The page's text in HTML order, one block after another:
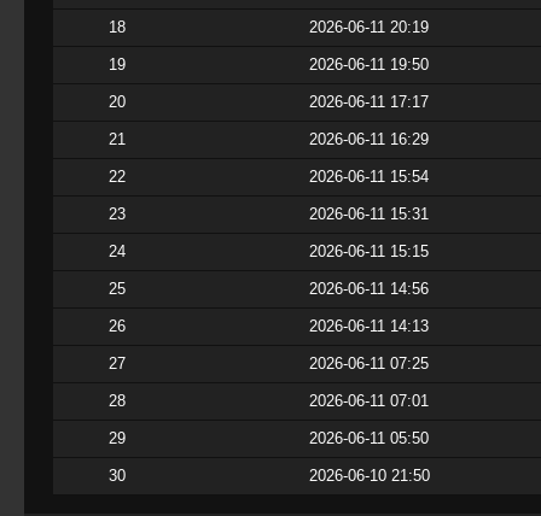
18 2026-06-11 20:19
19 2026-06-11 19:50
20 2026-06-11 17:17
21 2026-06-11 16:29
22 2026-06-11 15:54
23 2026-06-11 15:31
24 2026-06-11 15:15
25 2026-06-11 14:56
26 2026-06-11 14:13
27 2026-06-11 07:25
28 2026-06-11 07:01
29 2026-06-11 05:50
30 2026-06-10 21:50